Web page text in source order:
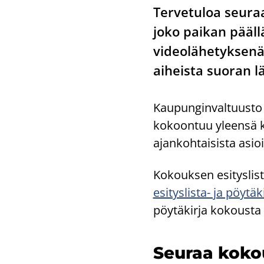
Tervetuloa
joko paikan
aiheista suoran
kokoontuu yleensä
ajankohtaisista
Kokouksen
esityslista- ja
pöytäkirja
Seu­raa